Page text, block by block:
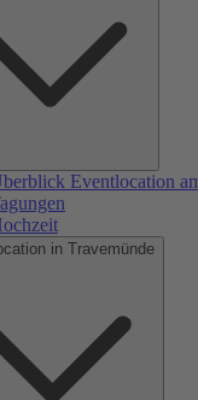
Eventlocation
in Travemünde